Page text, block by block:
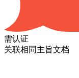
需认证
关联相同主旨文档